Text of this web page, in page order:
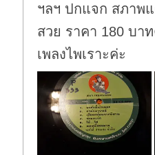
ฯลฯ ปกแจก สภาพแ
สวย ราคา 180 บา
เพลงไพเราะค่ะ